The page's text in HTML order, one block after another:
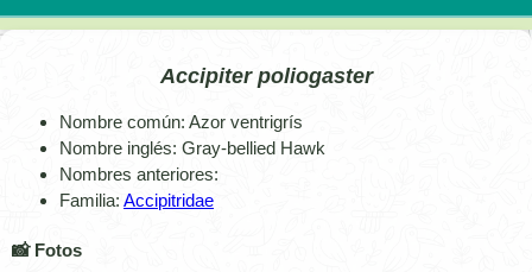
Accipiter poliogaster
Nombre común: Azor ventrigrís
Nombre inglés: Gray-bellied Hawk
Nombres anteriores:
Familia: Accipitridae
📸 Fotos